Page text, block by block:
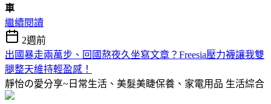
車
繼續閱讀
2週前
出國暴走兩萬步、回國熬夜久坐寫文章？Freesia壓力襪讓我雙
腿整天維持輕盈感！
靜怡の愛分享~日常生活、美髮美睫保養、家電用品 生活綜合